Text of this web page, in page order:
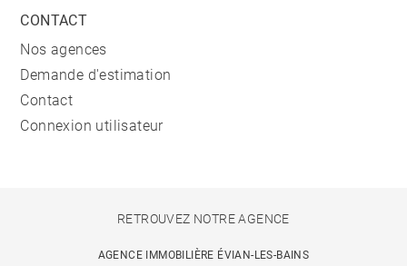
CONTACT
Nos agences
Demande d'estimation
Contact
Connexion utilisateur
RETROUVEZ NOTRE AGENCE
AGENCE IMMOBILIÈRE ÉVIAN-LES-BAINS